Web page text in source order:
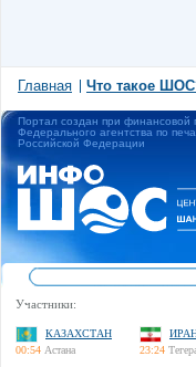
Главная Что такое
Портал создан при финансовой
Федерального агентства по
Российской Федерации
Участники:
КАЗАХСТАН
00:54 Астана
23:24